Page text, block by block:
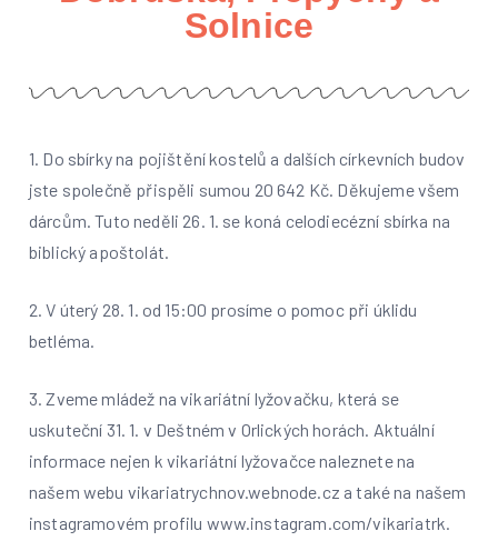
Solnice
1. Do sbírky na pojištění kostelů a dalších církevních budov
jste společně přispěli sumou 20 642 Kč. Děkujeme všem
dárcům. Tuto neděli 26. 1. se koná celodiecézní sbírka na
biblický apoštolát.
2. V úterý 28. 1. od 15:00 prosíme o pomoc při úklidu
betléma.
3. Zveme mládež na vikariátní lyžovačku, která se
uskuteční 31. 1. v Deštném v Orlických horách. Aktuální
informace nejen k vikariátní lyžovačce naleznete na
našem webu vikariatrychnov.webnode.cz a také na našem
instagramovém profilu www.instagram.com/vikariatrk.